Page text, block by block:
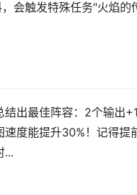
会触发特殊任务"火焰的
出最佳阵容：2个输出
度能提升30%！记得提
...